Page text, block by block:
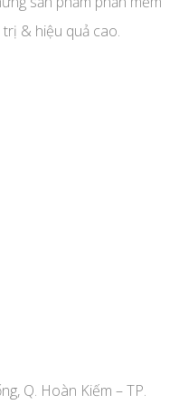
& hiệu quả cao.
Q. Hoàn Kiếm – TP.